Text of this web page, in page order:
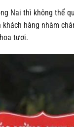
Nai thì không thể
hàng nhàm
tươi.